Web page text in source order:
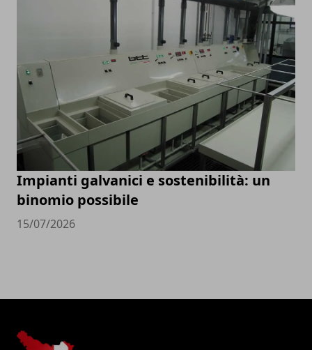
Impianti galvanici e sostenibilità: un
binomio possibile
15/07/2026